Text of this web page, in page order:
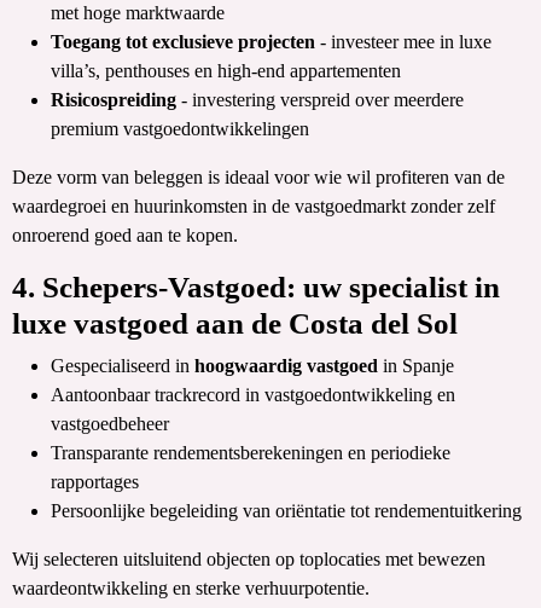
met hoge marktwaarde
Toegang tot exclusieve projecten - investeer mee in luxe
villa’s, penthouses en high-end appartementen
Risicospreiding - investering verspreid over meerdere
premium vastgoedontwikkelingen
Deze vorm van beleggen is ideaal voor wie wil profiteren van de
waardegroei en huurinkomsten in de vastgoedmarkt zonder zelf
onroerend goed aan te kopen.
4. Schepers-Vastgoed: uw specialist in
luxe vastgoed aan de Costa del Sol
Gespecialiseerd in hoogwaardig vastgoed in Spanje
Aantoonbaar trackrecord in vastgoedontwikkeling en
vastgoedbeheer
Transparante rendementsberekeningen en periodieke
rapportages
Persoonlijke begeleiding van oriëntatie tot rendementuitkering
Wij selecteren uitsluitend objecten op toplocaties met bewezen
waardeontwikkeling en sterke verhuurpotentie.